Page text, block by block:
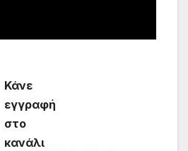
Κάνε
εγγραφή
στο
κανάλι